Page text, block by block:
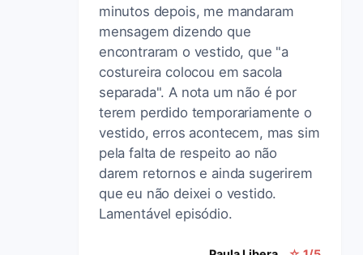
minutos depois, me mandaram
mensagem dizendo que
encontraram o vestido, que "a
costureira colocou em sacola
separada". A nota um não é por
terem perdido temporariamente o
vestido, erros acontecem, mas sim
pela falta de respeito ao não
darem retornos e ainda sugerirem
que eu não deixei o vestido.
Lamentável episódio.